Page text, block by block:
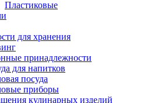
Пластиковые
для хранения
принадлежности
для напитков
посуда
приборы
кулинарных изделий